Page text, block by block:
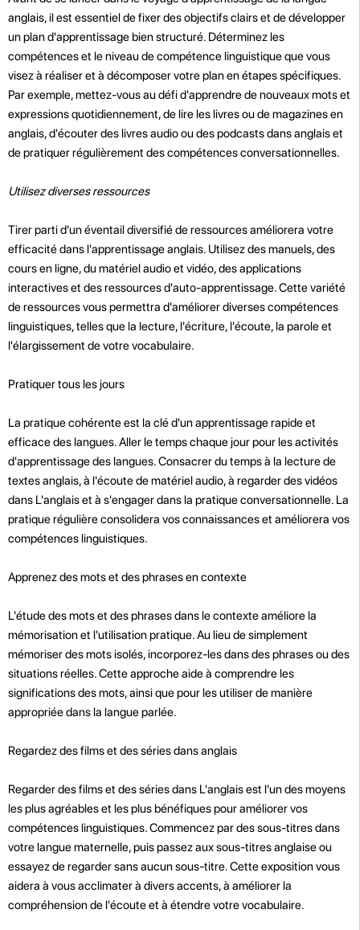
anglais, il est essentiel de fixer des objectifs clairs et de développer
un plan d'apprentissage bien structuré. Déterminez les
compétences et le niveau de compétence linguistique que vous
visez à réaliser et à décomposer votre plan en étapes spécifiques.
Par exemple, mettez-vous au défi d'apprendre de nouveaux mots et
expressions quotidiennement, de lire les livres ou de magazines en
anglais, d'écouter des livres audio ou des podcasts dans anglais et
de pratiquer régulièrement des compétences conversationnelles.
Utilisez diverses ressources
Tirer parti d'un éventail diversifié de ressources améliorera votre
efficacité dans l'apprentissage anglais. Utilisez des manuels, des
cours en ligne, du matériel audio et vidéo, des applications
interactives et des ressources d'auto-apprentissage. Cette variété
de ressources vous permettra d'améliorer diverses compétences
linguistiques, telles que la lecture, l'écriture, l'écoute, la parole et
l'élargissement de votre vocabulaire.
Pratiquer tous les jours
La pratique cohérente est la clé d'un apprentissage rapide et
efficace des langues. Aller le temps chaque jour pour les activités
d'apprentissage des langues. Consacrer du temps à la lecture de
textes anglais, à l'écoute de matériel audio, à regarder des vidéos
dans L'anglais et à s'engager dans la pratique conversationnelle. La
pratique régulière consolidera vos connaissances et améliorera vos
compétences linguistiques.
Apprenez des mots et des phrases en contexte
L'étude des mots et des phrases dans le contexte améliore la
mémorisation et l'utilisation pratique. Au lieu de simplement
mémoriser des mots isolés, incorporez-les dans des phrases ou des
situations réelles. Cette approche aide à comprendre les
significations des mots, ainsi que pour les utiliser de manière
appropriée dans la langue parlée.
Regardez des films et des séries dans anglais
Regarder des films et des séries dans L'anglais est l'un des moyens
les plus agréables et les plus bénéfiques pour améliorer vos
compétences linguistiques. Commencez par des sous-titres dans
votre langue maternelle, puis passez aux sous-titres anglaise ou
essayez de regarder sans aucun sous-titre. Cette exposition vous
aidera à vous acclimater à divers accents, à améliorer la
compréhension de l'écoute et à étendre votre vocabulaire.